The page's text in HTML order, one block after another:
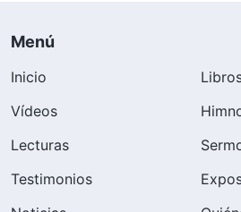
Menú
Inicio
Vídeos
Lecturas
Testimonios